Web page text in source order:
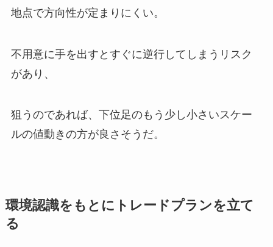
地点で方向性が定まりにくい。
不用意に手を出すとすぐに逆行してしまうリスク
があり、
狙うのであれば、下位足のもう少し小さいスケー
ルの値動きの方が良さそうだ。
環境認識をもとにトレードプランを立て
る